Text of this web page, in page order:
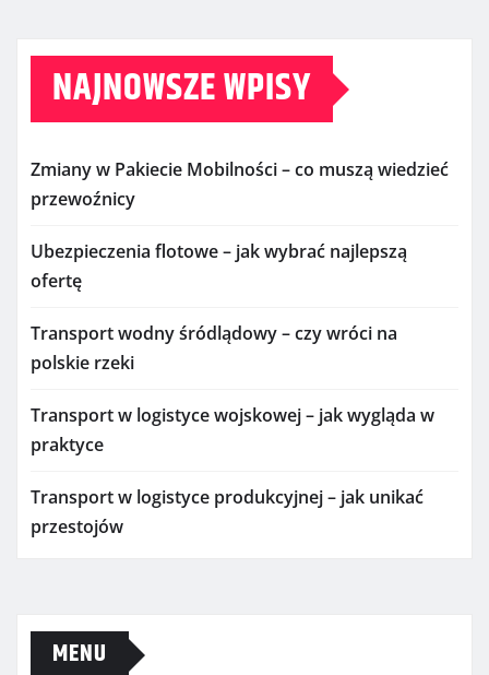
NAJNOWSZE WPISY
Zmiany w Pakiecie Mobilności – co muszą wiedzieć
przewoźnicy
Ubezpieczenia flotowe – jak wybrać najlepszą
ofertę
Transport wodny śródlądowy – czy wróci na
polskie rzeki
Transport w logistyce wojskowej – jak wygląda w
praktyce
Transport w logistyce produkcyjnej – jak unikać
przestojów
MENU